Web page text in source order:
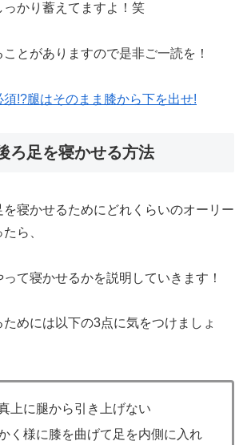
かり蓄えてますよ！笑
とがありますので是非ご一読を！
!?腿はそのまま膝から下を出せ!
ろ足を寝かせる方法
寝かせるためにどれくらいのオーリー
ら、
て寝かせるかを説明していきます！
めには以下の3点に気をつけましょ
上に腿から引き上げない
く様に膝を曲げて足を内側に入れ